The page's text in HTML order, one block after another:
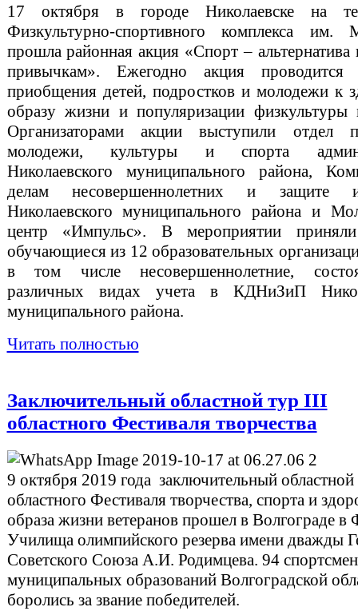
17 октября в городе Николаевске на
Физкультурно-спортивного комплекса им.
прошла районная акция «Спорт –
привычкам». Ежегодно акция
приобщения детей, подростков и молодежи к
образу жизни и популяризации физкультуры
Организаторами акции выступили отдел
молодежи, культуры и спорта
Николаевского муниципального района,
делам несовершеннолетних и защите
Николаевского муниципального района и
центр «Импульс». В мероприятии
обучающиеся из 12 образовательных
в том числе несовершеннолетние,
различных видах учета в КДНиЗиП
муниципального района.
Читать полностью
Заключительный областной тур III
областного Фестиваля творчества
9 октября 2019 года заключительный
областного Фестиваля творчества, спорта и
образа жизни ветеранов прошел в Волгограде
Училища олимпийского резерва имени дважды
Советского Союза А.И. Родимцева. 94
муниципальных образований Волгоградской
боролись за звание победителей.